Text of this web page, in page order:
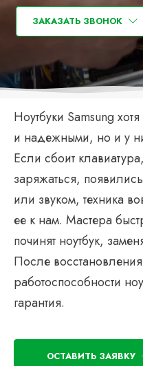
ЗАКАЗАТЬ ЗВОНОК
Ноутбуки Samsung
и надежными, но и у
Если сбоит
заряжаться,
или звуком, техника
ее к нам. Мастера
починят ноутбук,
После
работоспособности
гарантия.
ОСТАВИТЬ ЗАЯВКУ